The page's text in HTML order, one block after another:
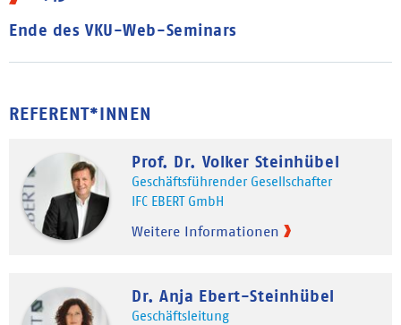
Ende des VKU-Web-Seminars
REFERENT*INNEN
Prof. Dr. Volker Steinhübel
Geschäftsführender Gesellschafter
IFC EBERT GmbH
Weitere Informationen
Dr. Anja Ebert-Steinhübel
Geschäftsleitung